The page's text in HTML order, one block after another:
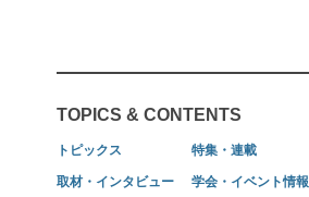
TOPICS & CONTENTS
トピックス 特集・連載
取材・インタビュー 学会・イベント情報